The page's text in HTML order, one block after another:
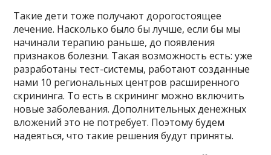
Такие дети тоже получают дорогостоящее
лечение. Насколько было бы лучше, если бы мы
начинали терапию раньше, до появления
признаков болезни. Такая возможность есть: уже
разработаны тест-системы, работают созданные
нами 10 региональных центров расширенного
скрининга. То есть в скрининг можно включить
новые заболевания. Дополнительных денежных
вложений это не потребует. Поэтому будем
надеяться, что такие решения будут приняты.